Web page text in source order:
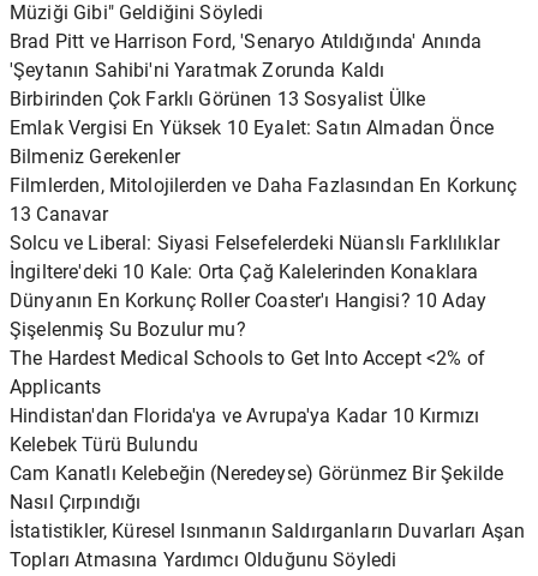
Müziği Gibi" Geldiğini Söyledi
Brad Pitt ve Harrison Ford, 'Senaryo Atıldığında' Anında
'Şeytanın Sahibi'ni Yaratmak Zorunda Kaldı
Birbirinden Çok Farklı Görünen 13 Sosyalist Ülke
Emlak Vergisi En Yüksek 10 Eyalet: Satın Almadan Önce
Bilmeniz Gerekenler
Filmlerden, Mitolojilerden ve Daha Fazlasından En Korkunç
13 Canavar
Solcu ve Liberal: Siyasi Felsefelerdeki Nüanslı Farklılıklar
İngiltere'deki 10 Kale: Orta Çağ Kalelerinden Konaklara
Dünyanın En Korkunç Roller Coaster'ı Hangisi? 10 Aday
Şişelenmiş Su Bozulur mu?
The Hardest Medical Schools to Get Into Accept <2% of
Applicants
Hindistan'dan Florida'ya ve Avrupa'ya Kadar 10 Kırmızı
Kelebek Türü Bulundu
Cam Kanatlı Kelebeğin (Neredeyse) Görünmez Bir Şekilde
Nasıl Çırpındığı
İstatistikler, Küresel Isınmanın Saldırganların Duvarları Aşan
Topları Atmasına Yardımcı Olduğunu Söyledi